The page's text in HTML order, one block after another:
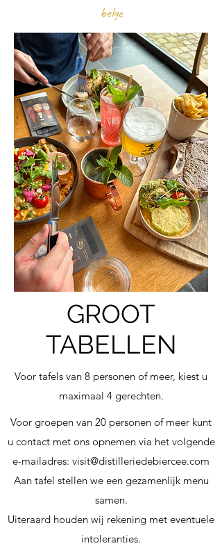
belge
GROOT
TABELLEN
Voor tafels van 8 personen of meer, kiest u
maximaal 4 gerechten.
Voor groepen van 20 personen of meer kunt
u contact met ons opnemen via het volgende
e-mailadres: visit@distilleriedebiercee.com
Aan tafel stellen we een gezamenlijk menu
samen.
Uiteraard houden wij rekening met eventuele
intoleranties.